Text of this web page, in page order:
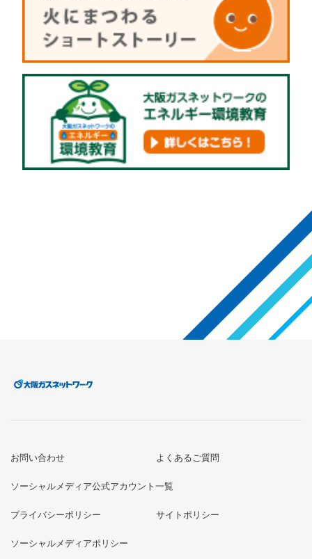
お問い合わせ よくあるご質問
ソーシャルメディア公式アカウント一覧
プライバシーポリシー サイトポリシー
ソーシャルメディアポリシー